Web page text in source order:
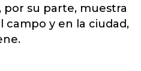
su parte, muestra
campo y en la ciudad,